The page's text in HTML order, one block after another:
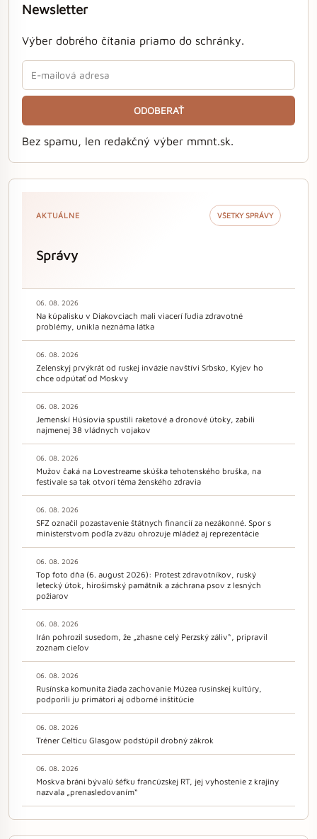
Newsletter
Výber dobrého čítania priamo do schránky.
ODOBERAŤ
Bez spamu, len redakčný výber mmnt.sk.
AKTUÁLNE VŠETKY SPRÁVY
Správy
06. 08. 2026
Na kúpalisku v Diakovciach mali viacerí ľudia zdravotné
problémy, unikla neznáma látka
06. 08. 2026
Zelenskyj prvýkrát od ruskej invázie navštívi Srbsko, Kyjev ho
chce odpútať od Moskvy
06. 08. 2026
Jemenskí Húsíovia spustili raketové a dronové útoky, zabili
najmenej 38 vládnych vojakov
06. 08. 2026
Mužov čaká na Lovestreame skúška tehotenského bruška, na
festivale sa tak otvorí téma ženského zdravia
06. 08. 2026
SFZ označil pozastavenie štátnych financií za nezákonné. Spor s
ministerstvom podľa zväzu ohrozuje mládež aj reprezentácie
06. 08. 2026
Top foto dňa (6. august 2026): Protest zdravotníkov, ruský
letecký útok, hirošimský pamätník a záchrana psov z lesných
požiarov
06. 08. 2026
Irán pohrozil susedom, že „zhasne celý Perzský záliv“, pripravil
zoznam cieľov
06. 08. 2026
Rusínska komunita žiada zachovanie Múzea rusínskej kultúry,
podporili ju primátori aj odborné inštitúcie
06. 08. 2026
Tréner Celticu Glasgow podstúpil drobný zákrok
06. 08. 2026
Moskva bráni bývalú šéfku francúzskej RT, jej vyhostenie z krajiny
nazvala „prenasledovaním“